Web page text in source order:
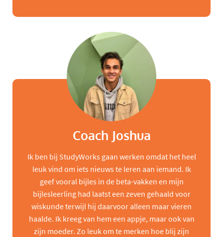
Coach Joshua
Ik ben bij StudyWorks gaan werken omdat het heel
leuk vind om iets nieuws te leren aan iemand. Ik
geef vooral bijles in de beta-vakken en mijn
bijlesleerling had laatst een zeven gehaald voor
wiskunde terwijl hij daarvoor alleen maar vieren
haalde. Ik kreeg van hem een appje, maar ook van
zijn moeder. Zo leuk om te merken hoe blij zijn